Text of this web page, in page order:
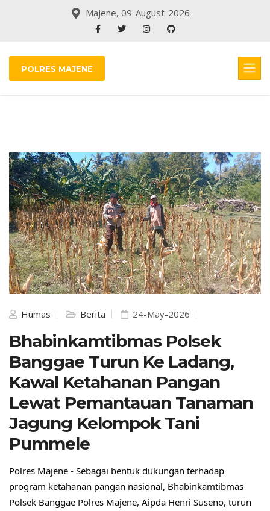
Majene, 09-August-2026
POLRES MAJENE
Humas Berita 24-May-2026
Bhabinkamtibmas Polsek
Banggae Turun Ke Ladang,
Kawal Ketahanan Pangan
Lewat Pemantauan Tanaman
Jagung Kelompok Tani
Pummele
Polres Majene - Sebagai bentuk dukungan terhadap
program ketahanan pangan nasional, Bhabinkamtibmas
Polsek Banggae Polres Majene, Aipda Henri Suseno, turun